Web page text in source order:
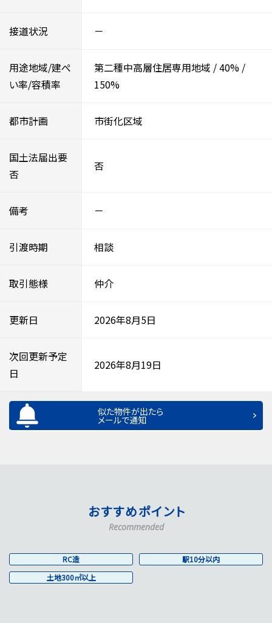
接道状況 －
用途地域/建ぺ
い率/容積率
第二種中高層住居専用地域 /40% /
150%
都市計画 市街化区域
国土法届出要
否
否
備考 －
引渡時期 相談
取引態様 仲介
更新日 2026年8月5日
次回更新予定
日
2026年8月19日
似た物件が出たら
メールで通知
おすすめポイント
Recommended
RC造
駅10分以内
土地300㎡以上